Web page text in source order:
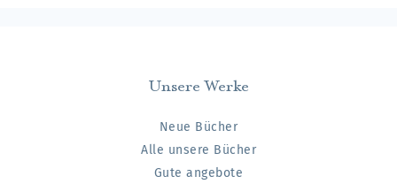
Unsere Werke
Neue Bücher
Alle unsere Bücher
Gute angebote